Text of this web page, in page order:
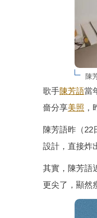
陳
歌手陳芳語當
嗇分享美照
陳芳語昨（22
設計，直接炸
其實，陳芳語
更尖了，顯然